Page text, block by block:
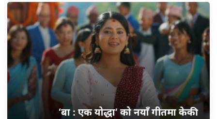
‘बा : एक योद्धा’ को नयाँ गीतमा केकी